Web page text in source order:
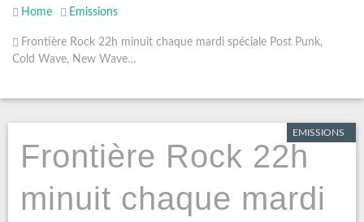
Home Emissions
Frontière Rock 22h minuit chaque mardi spéciale Post Punk,
Cold Wave, New Wave…
EMISSIONS
Frontière Rock 22h
minuit chaque mardi